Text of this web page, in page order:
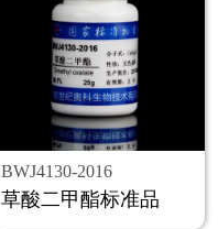
BWJ4130-2016
草酸二甲酯标准品